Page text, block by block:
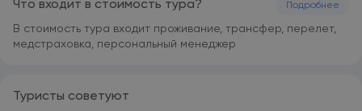
Что входит в стоимость тура? Подробнее
В стоимость тура входит проживание, трансфер, перелет,
медстраховка, персональный менеджер
Туристы советуют